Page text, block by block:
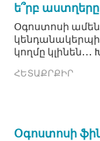
ե՞րբ աստղերը
Օգոստոսի
կենդանակերպի
կողմը կլինեն․․․
ՀԵՏԱՔՐՔԻՐ
Օգոստոսի